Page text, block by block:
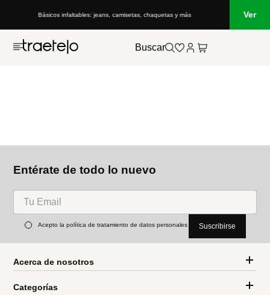
Básicos infaltables: jeans, camisetas, chaquetas y más Ver
Buscar
Entérate de todo lo nuevo
Acepto la política de tratamiento de datos personales Suscribirse
Acerca de nosotros
Categorías